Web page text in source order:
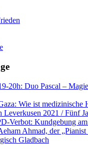
20h: Duo Pascal –
Wie ist medizinische
Leverkusen 2021 / Fünf
Kundgebung
Ahmad, der „Pianist
Gladbach